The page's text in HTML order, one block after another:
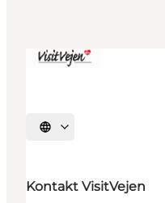
Sprache auswählen
Kontakt VisitVejen